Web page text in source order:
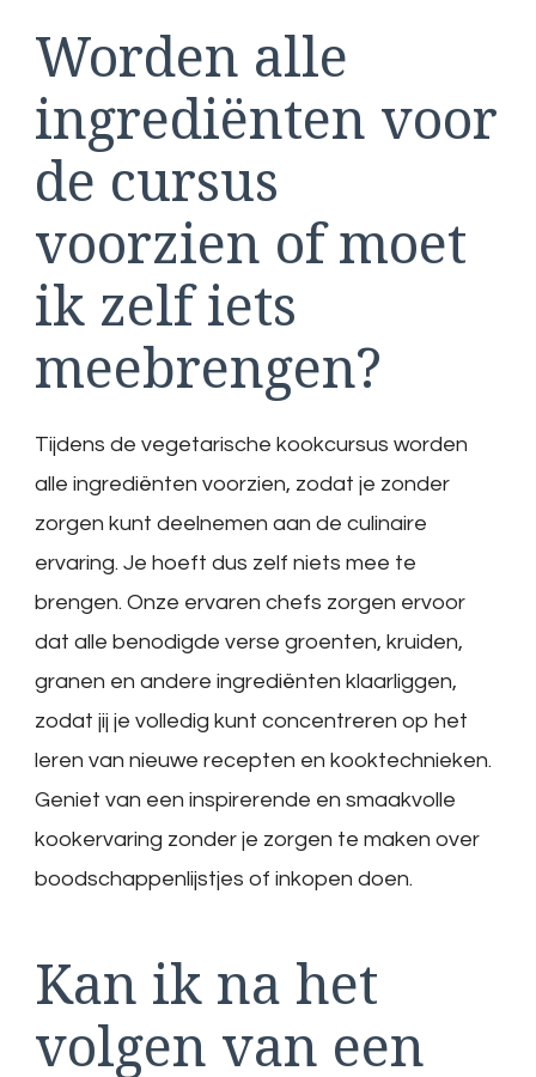
Worden alle
ingrediënten voor
de cursus
voorzien of moet
ik zelf iets
meebrengen?
Tijdens de vegetarische kookcursus worden
alle ingrediënten voorzien, zodat je zonder
zorgen kunt deelnemen aan de culinaire
ervaring. Je hoeft dus zelf niets mee te
brengen. Onze ervaren chefs zorgen ervoor
dat alle benodigde verse groenten, kruiden,
granen en andere ingrediënten klaarliggen,
zodat jij je volledig kunt concentreren op het
leren van nieuwe recepten en kooktechnieken.
Geniet van een inspirerende en smaakvolle
kookervaring zonder je zorgen te maken over
boodschappenlijstjes of inkopen doen.
Kan ik na het
volgen van een